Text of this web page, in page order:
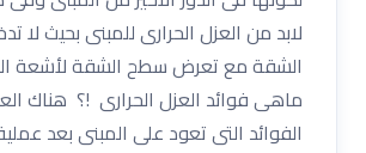
لابد من العزل الحرارى للمبنى بحيث لا
الشقة مع تعرض سطح الشقة لأشعة
ماهى فوائد العزل الحرارى !؟ هناك
الفوائد التى تعود على المبنى بعد